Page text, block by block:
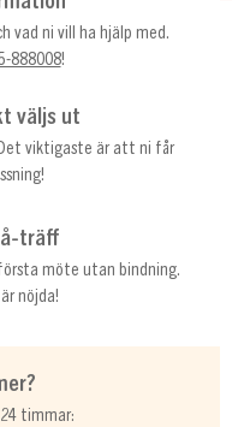
vad ni vill ha hjälp med.
888008!
väljs ut
viktigaste är att ni får
träff
möte utan bindning.
nöjda!
timmar: